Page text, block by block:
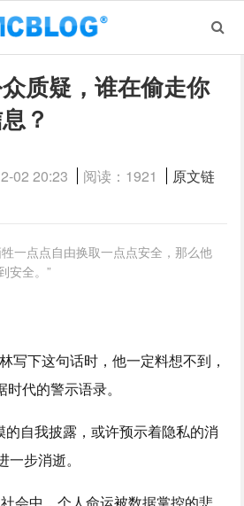
质疑，谁在偷走你
？
02 20:23 阅读：1921
原文链
一点点自由换取一点点安全，那么他
安全。”
写下这句话时，他一定料想不到，
代的警示语录。
自我披露，或许预示着隐私的消
一步消逝。